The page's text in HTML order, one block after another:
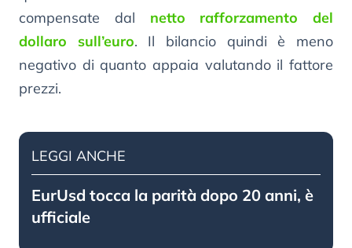
compensate dal netto rafforzamento del
dollaro sull’euro. Il bilancio quindi è meno
negativo di quanto appaia valutando il fattore
prezzi.
LEGGI ANCHE
EurUsd tocca la parità dopo 20 anni, è
ufficiale